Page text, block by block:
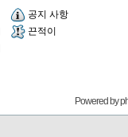
공지 사항
끈적이
Powered by